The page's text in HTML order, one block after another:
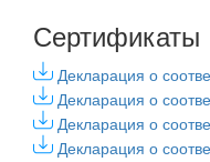
Сертификаты
Декларация о
Декларация о
Декларация о
Декларация о